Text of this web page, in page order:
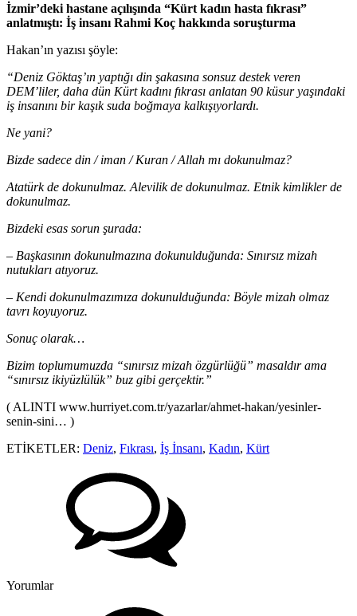
İzmir’deki hastane açılışında “Kürt kadın hasta fıkrası”
anlatmıştı: İş insanı Rahmi Koç hakkında soruşturma
Hakan’ın yazısı şöyle:
“Deniz Göktaş’ın yaptığı din şakasına sonsuz destek veren
DEM’liler, daha dün Kürt kadını fıkrası anlatan 90 küsur yaşındaki
iş insanını bir kaşık suda boğmaya kalkışıyorlardı.
Ne yani?
Bizde sadece din / iman / Kuran / Allah mı dokunulmaz?
Atatürk de dokunulmaz. Alevilik de dokunulmaz. Etnik kimlikler de
dokunulmaz.
Bizdeki esas sorun şurada:
– Başkasının dokunulmazına dokunulduğunda: Sınırsız mizah
nutukları atıyoruz.
– Kendi dokunulmazımıza dokunulduğunda: Böyle mizah olmaz
tavrı koyuyoruz.
Sonuç olarak…
Bizim toplumumuzda “sınırsız mizah özgürlüğü” masaldır ama
“sınırsız ikiyüzlülük” buz gibi gerçektir.”
( ALINTI www.hurriyet.com.tr/yazarlar/ahmet-hakan/yesinler-
senin-sini… )
ETİKETLER: Deniz, Fıkrası, İş İnsanı, Kadın, Kürt
Yorumlar